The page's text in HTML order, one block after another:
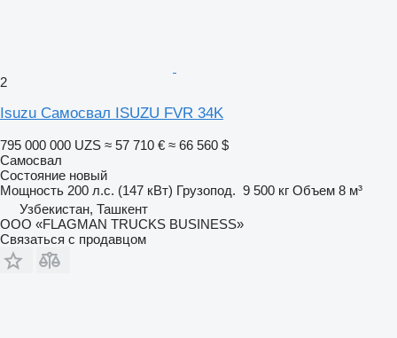
2
Isuzu Самосвал ISUZU FVR 34K
795 000 000 UZS ≈ 57 710 € ≈ 66 560 $
Самосвал
Состояние новый
Мощность 200 л.с. (147 кВт) Грузопод. 9 500 кг Объем 8 м³
Узбекистан, Ташкент
ООО «FLAGMAN TRUCKS BUSINESS»
Связаться с продавцом